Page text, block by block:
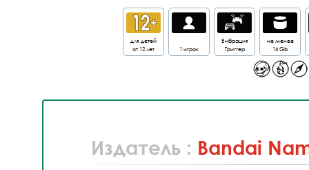
для детей
от 12 лет
1 игрок
Вибрация
Триггер
не менее
16 Gb
Издатель : Bandai